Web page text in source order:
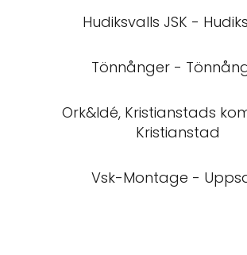
Hudiksvalls JSK -
Tönnånger -
Ork&Idé, Kristianstads
Kristianstad
Vsk-Montage -